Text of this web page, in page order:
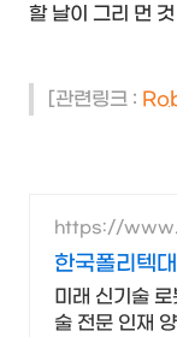
할 날이 그리 먼
[관련링크 :
https://
한국폴리텍
국 유일의 로
미래 신기술
술 전문 인재